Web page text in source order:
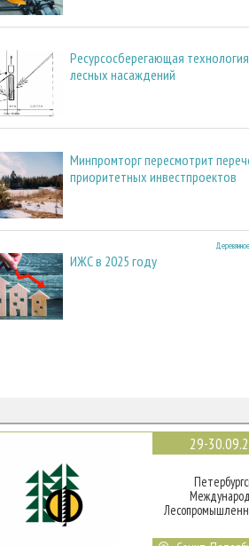
Ресурсосберегающая
лесных насаждений
Минпромторг пересмотрит
приоритетных инвестпроектов
ИЖС в 2025 году
29-